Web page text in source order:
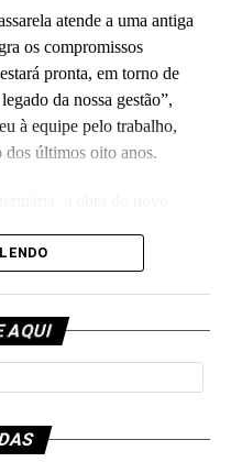
atende a uma antiga
os compromissos
pronta, em torno de
da nossa gestão”,
à equipe pelo trabalho,
dos últimos oito anos.
AQUI